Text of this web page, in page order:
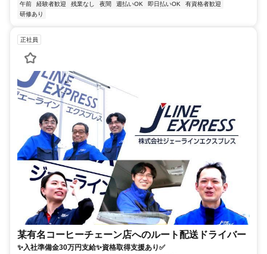
午前
経験者歓迎 残業なし 夜間 週払いOK 即日払いOK
有資格者歓迎
研修あり
正社員
某有名コーヒーチェーン店へのルート配送ドライバー
✨入社準備金30万円支給✨資格取得支援あり✅